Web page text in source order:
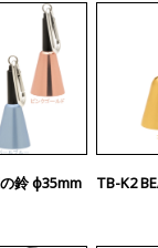
の鈴 φ35mm TB-K2